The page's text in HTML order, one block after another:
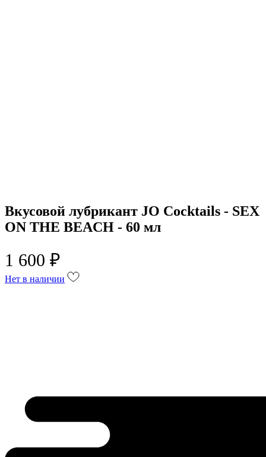
Вкусовой лубрикант JO Cocktails - SEX
ON THE BEACH - 60 мл
1 600 ₽
Нет в наличии